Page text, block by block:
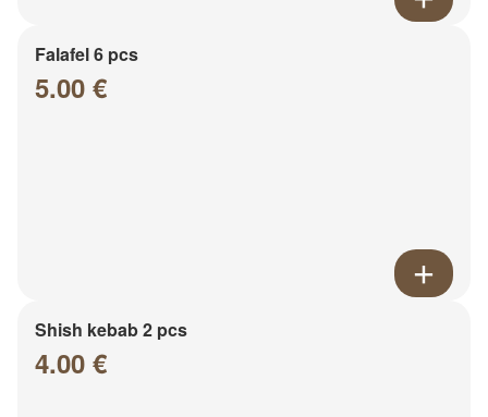
Falafel 6 pcs
5.00 €
Shish kebab 2 pcs
4.00 €